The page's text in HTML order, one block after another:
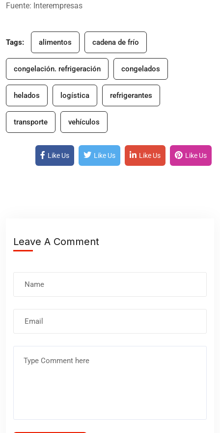
Fuente: Interempresas
Tags: alimentos cadena de frío
congelación. refrigeración congelados
helados logística refrigerantes
transporte vehículos
Like Us Like Us Like Us Like Us
Leave A Comment
electrónico